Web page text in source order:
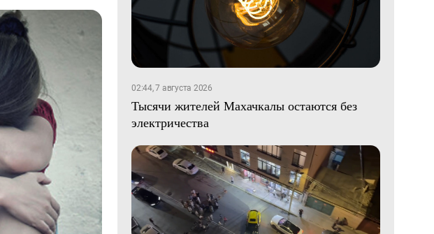
02:44, 7 августа 2026
Тысячи жителей Махачкалы остаются без
электричества